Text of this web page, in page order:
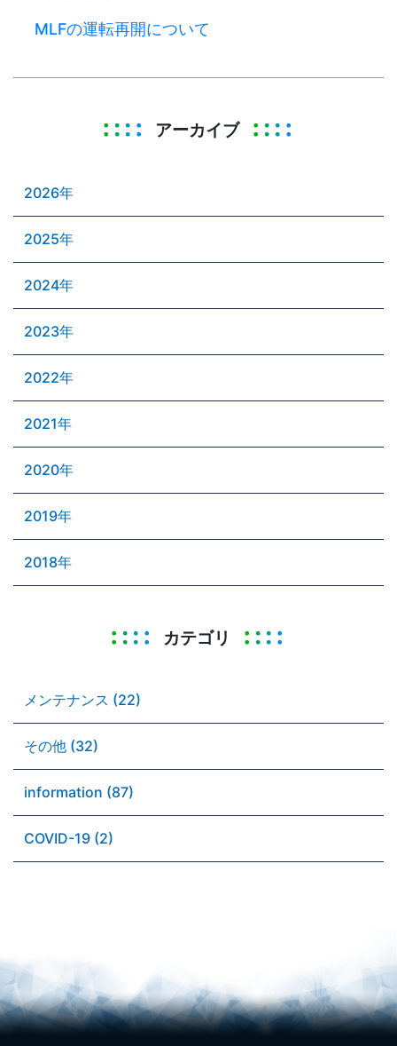
MLFの運転再開について
アーカイブ
2026年
2025年
2024年
2023年
2022年
2021年
2020年
2019年
2018年
カテゴリ
メンテナンス (22)
その他 (32)
information (87)
COVID-19 (2)